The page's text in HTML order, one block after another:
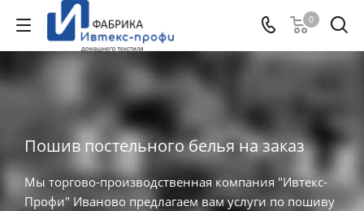
0
Пошив постельного белья на заказ
Мы торгово-производственная компания "Ивтекс-
Профи" Иваново предлагаем вам услуги по пошиву